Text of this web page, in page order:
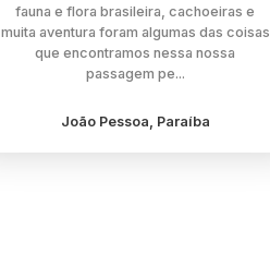
fauna e flora brasileira, cachoeiras e
muita aventura foram algumas das coisas
que encontramos nessa nossa
passagem pe...
João Pessoa, Paraíba